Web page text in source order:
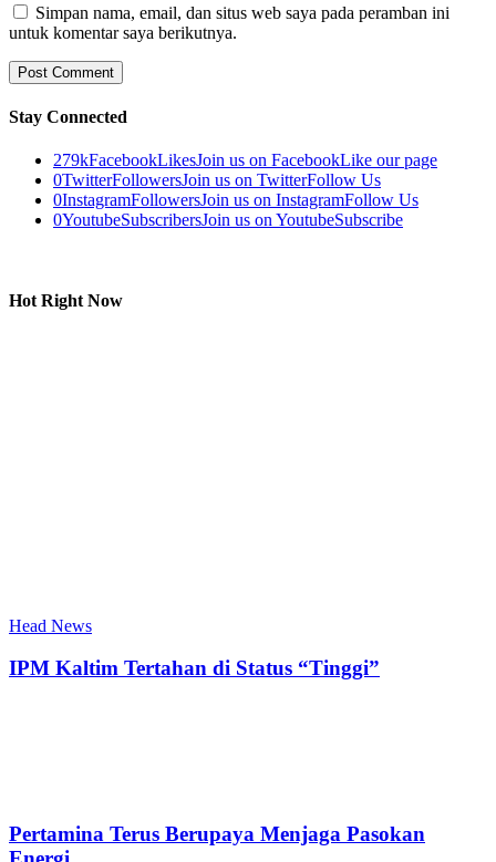
Simpan nama, email, dan situs web saya pada peramban ini
untuk komentar saya berikutnya.
Stay Connected
279kFacebookLikesJoin us on FacebookLike our page
0TwitterFollowersJoin us on TwitterFollow Us
0InstagramFollowersJoin us on InstagramFollow Us
0YoutubeSubscribersJoin us on YoutubeSubscribe
Hot Right Now
Head News
IPM Kaltim Tertahan di Status “Tinggi”
Pertamina Terus Berupaya Menjaga Pasokan